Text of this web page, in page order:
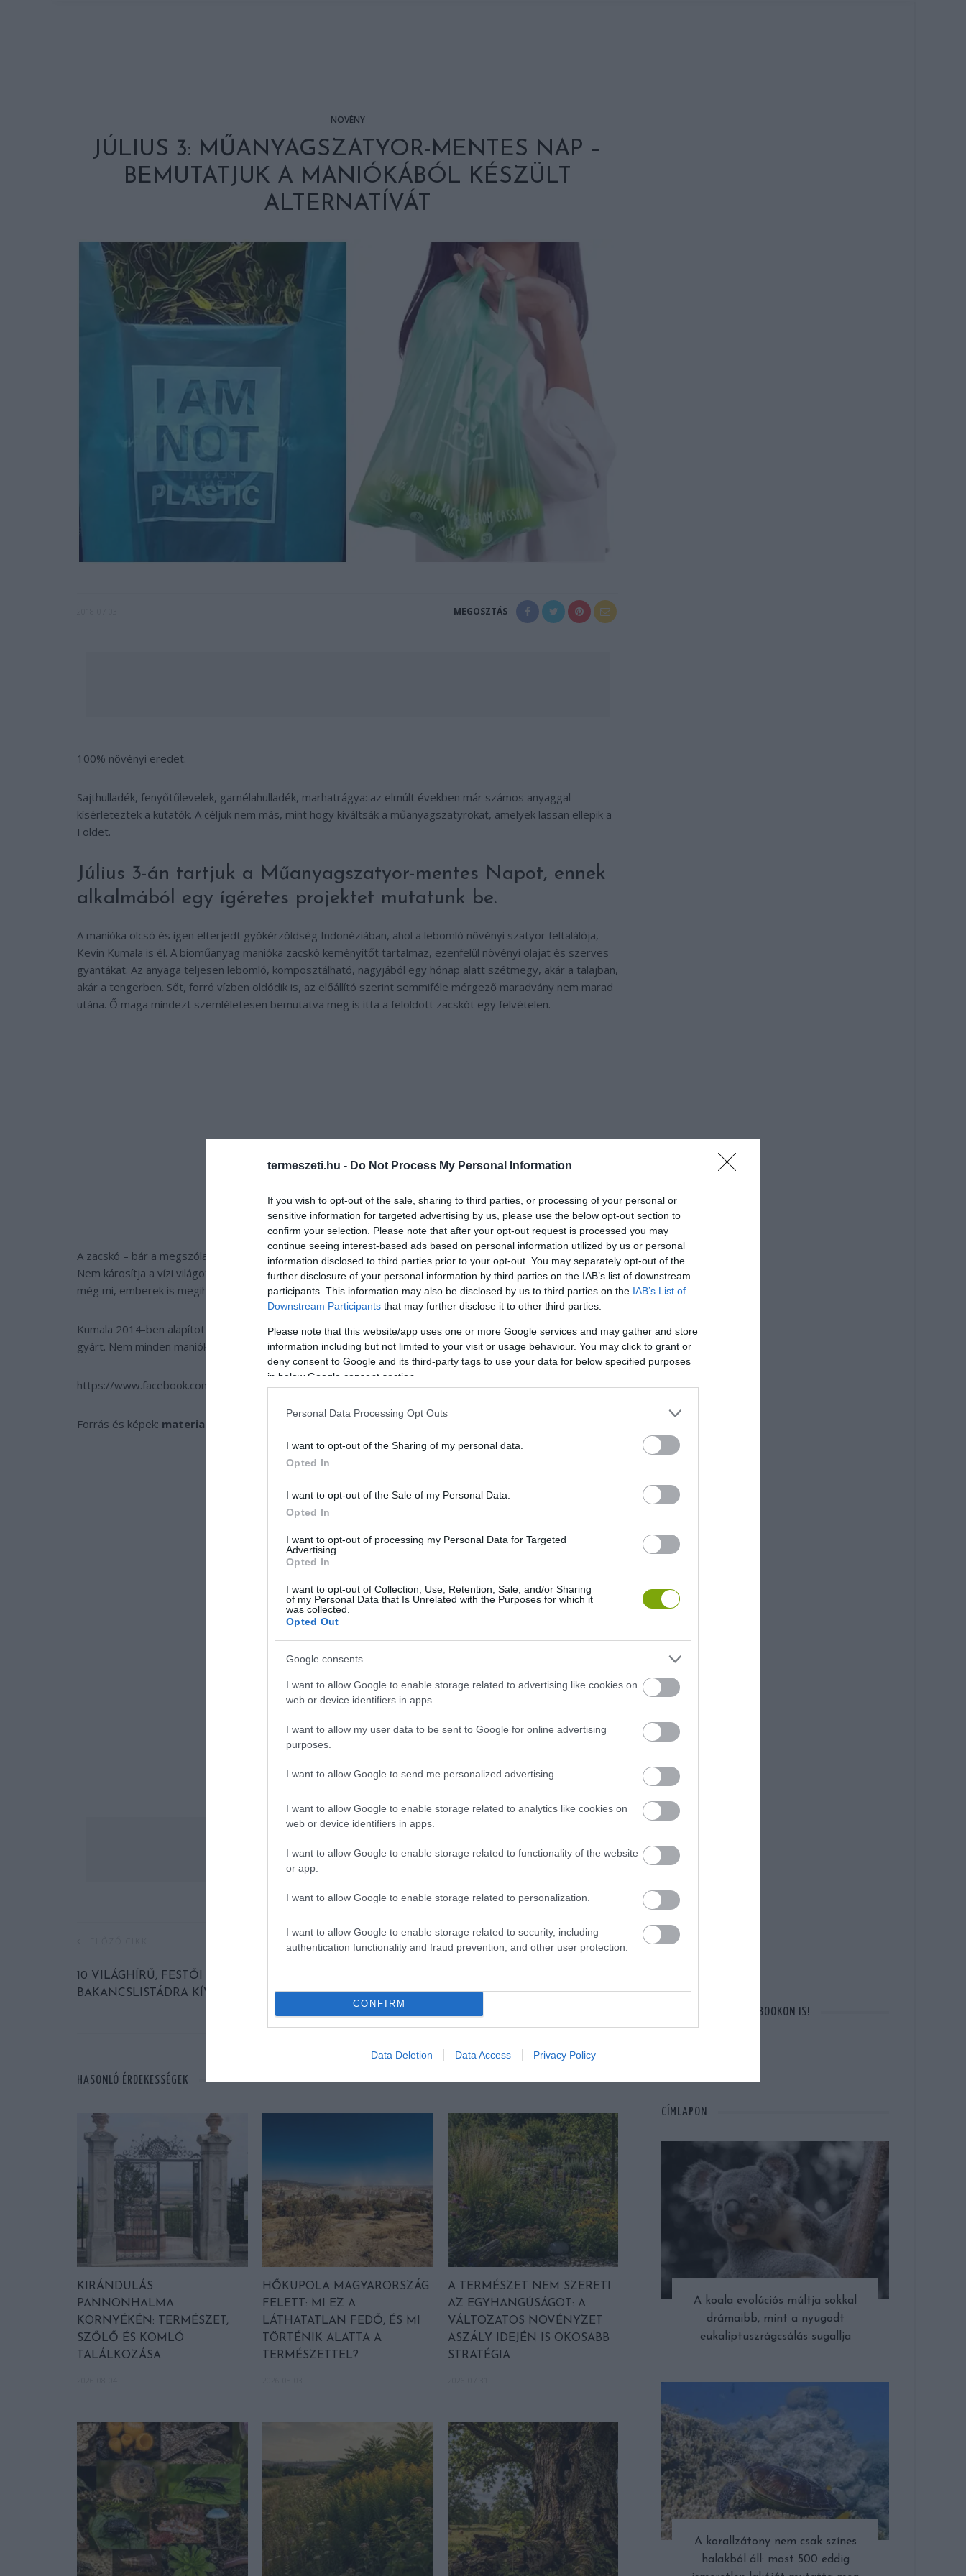
termeszeti.hu - Do Not Process My Personal Information
If you wish to opt-out of the sale, sharing to third parties, or processing of your personal or
sensitive information for targeted advertising by us, please use the below opt-out section to
confirm your selection. Please note that after your opt-out request is processed you may
continue seeing interest-based ads based on personal information utilized by us or personal
information disclosed to third parties prior to your opt-out. You may separately opt-out of the
further disclosure of your personal information by third parties on the IAB’s list of downstream
participants. This information may also be disclosed by us to third parties on the IAB’s List of
Downstream Participants that may further disclose it to other third parties.
Please note that this website/app uses one or more Google services and may gather and store
information including but not limited to your visit or usage behaviour. You may click to grant or
deny consent to Google and its third-party tags to use your data for below specified purposes
in below Google consent section.
Personal Data Processing Opt Outs
I want to opt-out of the Sharing of my personal data.
Opted In
I want to opt-out of the Sale of my Personal Data.
Opted In
I want to opt-out of processing my Personal Data for Targeted
Advertising.
Opted In
I want to opt-out of Collection, Use, Retention, Sale, and/or Sharing
of my Personal Data that Is Unrelated with the Purposes for which it
was collected.
Opted Out
Google consents
I want to allow Google to enable storage related to advertising like cookies on
web or device identifiers in apps.
I want to allow my user data to be sent to Google for online advertising
purposes.
I want to allow Google to send me personalized advertising.
I want to allow Google to enable storage related to analytics like cookies on
web or device identifiers in apps.
I want to allow Google to enable storage related to functionality of the website
or app.
I want to allow Google to enable storage related to personalization.
I want to allow Google to enable storage related to security, including
authentication functionality and fraud prevention, and other user protection.
CONFIRM
Data Deletion Data Access Privacy Policy
NÖVÉNY
JÚLIUS 3: MŰANYAGSZATYOR-MENTES NAP –
BEMUTATJUK A MANIÓKÁBÓL KÉSZÜLT
ALTERNATÍVÁT
MEGOSZTÁS
100% növényi eredet.
Sajthulladék, fenyőtűlevelek, garnélahulladék, marhatrágya: az elmúlt években már számos anyaggal
kísérleteztek a kutatók. A céljuk nem más, mint hogy kiváltsák a műanyagszatyrokat, amelyek lassan ellepik a
Földet.
Július 3-án tartjuk a Műanyagszatyor-mentes Napot, ennek
alkalmából egy ígéretes projektet mutatunk be.
A manióka olcsó és igen elterjedt gyökérzöldség Indonéziában, ahol a lebomló növényi szatyor feltalálója,
Kevin Kumala is él. A bioműanyag manióka zacskó keményítőt tartalmaz, ezenfelül növényi olajat és szerves
gyantákat. Az anyaga teljesen lebomló, komposztálható, nagyjából egy hónap alatt szétmegy, akár a talajban,
akár a tengerben. Sőt, forró vízben oldódik is, az előállító szerint semmiféle mérgező maradvány nem marad
utána. Ő maga mindezt szemléletesen bemutatva meg is itta a feloldott zacskót egy felvételen.
A zacskó – bár a megszólalásig úgy fest, mint egy műanyag szatyor – valójában 100%-ban növényi eredetű.
Nem károsítja a vízi világot sem, még akkor sem, ha lenyelik, megeszik az állatok. Annyira biztonságos, hogy
még mi, emberek is megihatjuk akár!
Kumala 2014-ben alapította meg cégét, amely nem csak szatyrokat, de más környezetbarát termékeket is
gyárt. Nem minden maniókából készül, a poncsók anyaga például kukorica, szója és napraforgómag.
https://www.facebook.com/WeNeedThisbyattn/videos/198458580656015/UzpfSTc3NDEyMjM1MDoxMDE1NjQ4OTg5NDQ4NzM1MQ/
Forrás és képek: materia.nl
10 VILÁGHÍRŰ, FESTŐI VÍZESÉS, AMELY A
BAKANCSLISTÁDRA KÍVÁNKOZIK
KÖVETKEZŐ CIKK
MŰANYAGSZEMÉTBŐL KÉSZÜLT BÁLNA
HASONLÓ ÉRDEKESSÉGEK
KIRÁNDULÁS
PANNONHALMA
KÖRNYÉKÉN: TERMÉSZET,
SZŐLŐ ÉS KOMLÓ
TALÁLKOZÁSA
HŐKUPOLA MAGYARORSZÁG
FELETT: MI EZ A
LÁTHATATLAN FEDŐ, ÉS MI
TÖRTÉNIK ALATTA A
TERMÉSZETTEL?
A TERMÉSZET NEM SZERETI
AZ EGYHANGÚSÁGOT: A
VÁLTOZATOS NÖVÉNYZET
ASZÁLY IDEJÉN IS OKOSABB
STRATÉGIA
OTT VAGYUNK A FACEBOOKON IS!
CÍMLAPON
A koala evolúciós múltja sokkal
drámaibb, mint a nyugodt
eukaliptuszrágcsálás sugallja
A korallzátony nem csak színes
halakból áll: most 500 eddig